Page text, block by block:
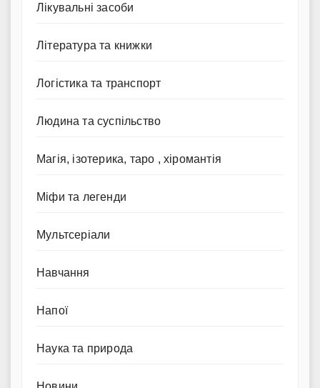
Лікувальні засоби
Література та книжки
Логістика та транспорт
Людина та суспільство
Магія, ізотерика, таро , хіромантія
Міфи та легенди
Мультсеріали
Навчання
Напої
Наука та природа